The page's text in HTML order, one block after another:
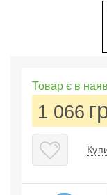
Товар є в
1 066